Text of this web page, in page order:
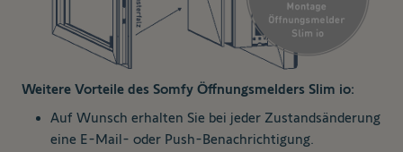
Weitere Vorteile des Somfy Öffnungsmelders Slim io:
Auf Wunsch erhalten Sie bei jeder Zustandsänderung
eine E-Mail- oder Push-Benachrichtigung.